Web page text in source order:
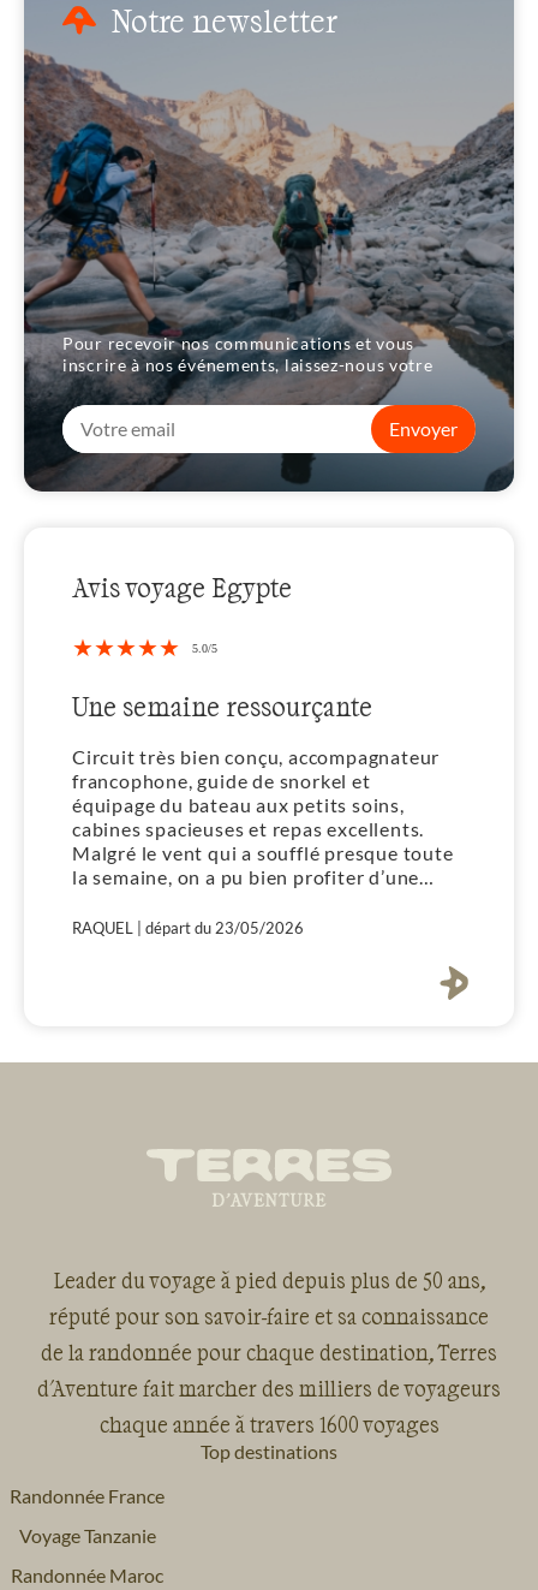
Notre newsletter
Pour recevoir nos communications et vous
inscrire à nos événements, laissez-nous votre
Envoyer
Avis voyage Egypte
toute
d’une
et savoir-
les
Mer rouge dauphins
Un voyage extraordinaire un guide
snorkeling passionne et formidable
...poissons coraux
Une equipe formidable Merci pour cette
semaine
Leader du voyage à pied depuis plus de 50 ans,
réputé pour son savoir-faire et sa connaissance
de la randonnée pour chaque destination, Terres
d'Aventure fait marcher des milliers de voyageurs
chaque année à travers 1600 voyages
Top destinations
Randonnée France
Voyage Tanzanie
Randonnée Maroc